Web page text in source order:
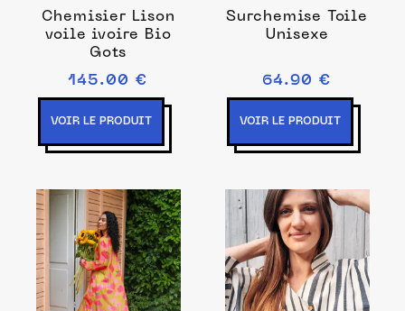
Chemisier Lison
voile ivoire Bio
Gots
145.00 €
VOIR LE PRODUIT
Surchemise Toile
Unisexe
64.90 €
VOIR LE PRODUIT